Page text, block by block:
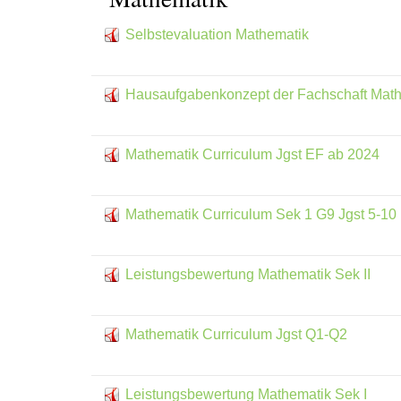
Selbstevaluation Mathematik
Hausaufgabenkonzept der Fachschaft
Mathematik Curriculum Jgst EF ab 2024
Mathematik Curriculum Sek 1 G9 Jgst 5-10
Leistungsbewertung Mathematik Sek II
Mathematik Curriculum Jgst Q1-Q2
Leistungsbewertung Mathematik Sek I